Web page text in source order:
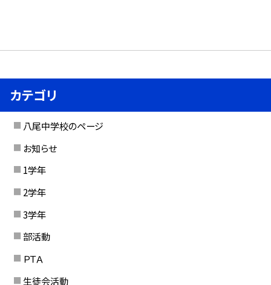
カテゴリ
八尾中学校のページ
お知らせ
1学年
2学年
3学年
部活動
ＰＴＡ
生徒会活動